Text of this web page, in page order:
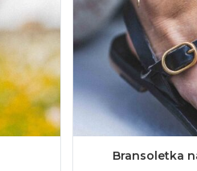
Bransoletka